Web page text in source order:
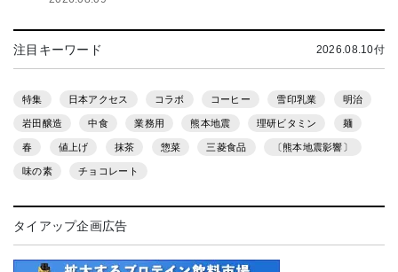
注目キーワード 2026.08.10付
特集 日本アクセス コラボ コーヒー 雪印乳業 明治
岩田醸造 中食 業務用 熊本地震 理研ビタミン 麺
春 値上げ 抹茶 惣菜 三菱食品 〔熊本地震影響〕
味の素 チョコレート
タイアップ企画広告